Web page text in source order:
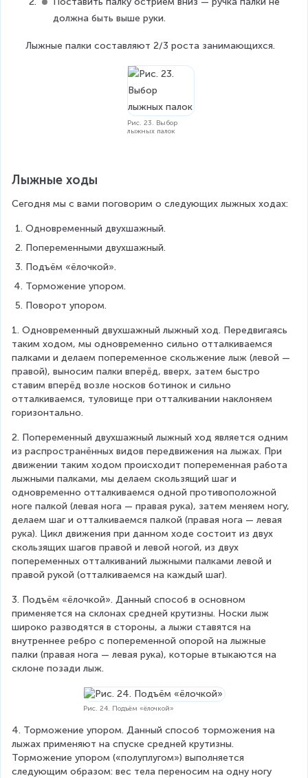
должна быть выше руки.
Лыжные палки составляют 2/3 роста занимающихся.
Рис. 23. Выбор
лыжных палок
Лыжные ходы
Сегодня мы с вами поговорим о следующих лыжных ходах:
Одновременный двухшажный.
Попеременными двухшажный.
Подъём «ёлочкой».
Торможение упором.
Поворот упором.
1. Одновременный двухшажный лыжный ход. Передвигаясь
таким ходом, мы одновременно сильно отталкиваемся
палками и делаем попеременное скольжение лыж (левой —
правой), выносим палки вперёд, вверх, затем быстро
ставим вперёд возле носков ботинок и сильно
отталкиваемся, туловище при отталкивании наклоняем
горизонтально.
2. Попеременный двухшажный лыжный ход является одним
из распространённых видов передвижения на лыжах. При
движении таким ходом происходит попеременная работа
лыжными палками, мы делаем скользящий шаг и
одновременно отталкиваемся одной противоположной
ноге палкой (левая нога — правая рука), затем меняем ногу,
делаем шаг и отталкиваемся палкой (правая нога — левая
рука). Цикл движения при данном ходе состоит из двух
скользящих шагов правой и левой ногой, из двух
попеременных отталкиваний лыжными палками левой и
правой рукой (отталкиваемся на каждый шаг).
3. Подъём «ёлочкой». Данный способ в основном
применяется на склонах средней крутизны. Носки лыж
широко разводятся в стороны, а лыжи ставятся на
внутреннее ребро с попеременной опорой на лыжные
палки (правая нога — левая рука), которые втыкаются на
склоне позади лыж.
Рис. 24. Подъём «ёлочкой»
4. Торможение упором. Данный способ торможения на
лыжах применяют на спуске средней крутизны.
Торможение упором («полуплугом») выполняется
следующим образом: вес тела переносим на одну ногу